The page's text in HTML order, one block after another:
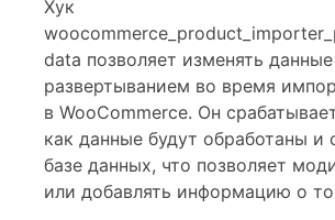
Хук
data позволяет изменять
развертыванием во время
в WooCommerce. Он
как данные будут обработаны и
базе данных, что позволяет
или добавлять информацию о